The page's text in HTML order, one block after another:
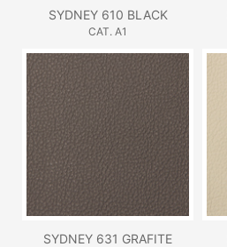
SYDNEY 610 BLACK
CAT. A1
SYDNEY 631 GRAFITE